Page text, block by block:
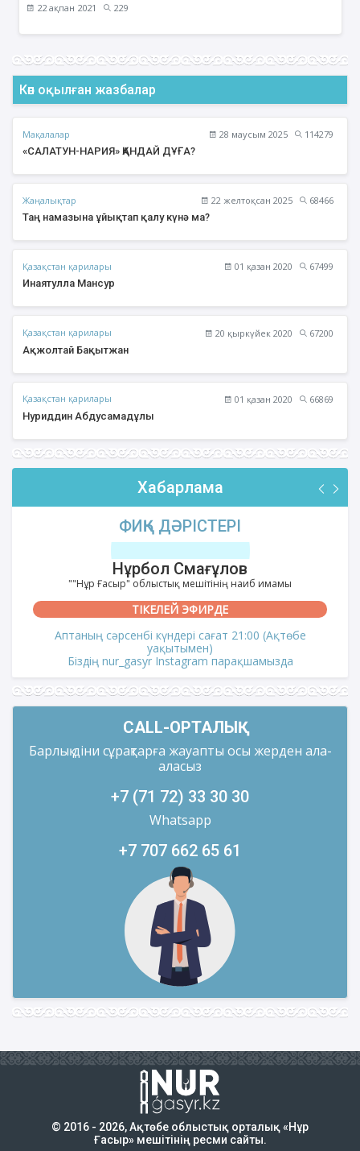
22 ақпан 2021 229
Көп оқылған жазбалар
Мақалалар 28 маусым 2025
114279
«САЛАТУН-НАРИЯ» ҚАНДАЙ ДҰҒА?
Жаңалықтар 22 желтоқсан 2025
68466
Таң намазына ұйықтап қалу күнә ма?
Қазақстан қарилары 01 қазан 2020
67499
Инаятулла Мансур
Қазақстан қарилары 20 қыркүйек 2020
67200
Ақжолтай Бақытжан
Қазақстан қарилары 01 қазан 2020
66869
Нуриддин Абдусамадұлы
Хабарлама
ФИҚҺ ДӘРІСТЕРІ
Нұрбол Смағұлов
""Нұр Ғасыр" облыстық мешітінің наиб имамы
ТІКЕЛЕЙ ЭФИРДЕ
Аптаның сәрсенбі күндері сағат 21:00 (Ақтөбе
уақытымен)
Біздің nur_gasyr Instagram парақшамызда
CALL-ОРТАЛЫҚ
Барлық діни сұрақтарға жауапты осы жерден ала-
аласыз
+7 (71 72) 33 30 30
Whatsapp
+7 707 662 65 61
© 2016 - 2026, Ақтөбе облыстық орталық «Нұр
Ғасыр» мешітінің ресми сайты.